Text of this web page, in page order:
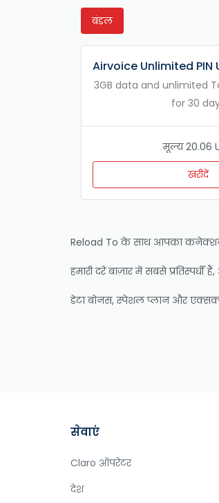
बंडल
Airvoice Unlimited PIN
3GB data and unlimited
for 30
मूल्य 20.06
खरीदें
Reload To के साथ आपका कनेक्शन
हमारी दरें बाज़ार में सबसे
डेटा बोनस, स्पेशल प्लान और
सेवाएं
Claro ऑपरेटर
देश